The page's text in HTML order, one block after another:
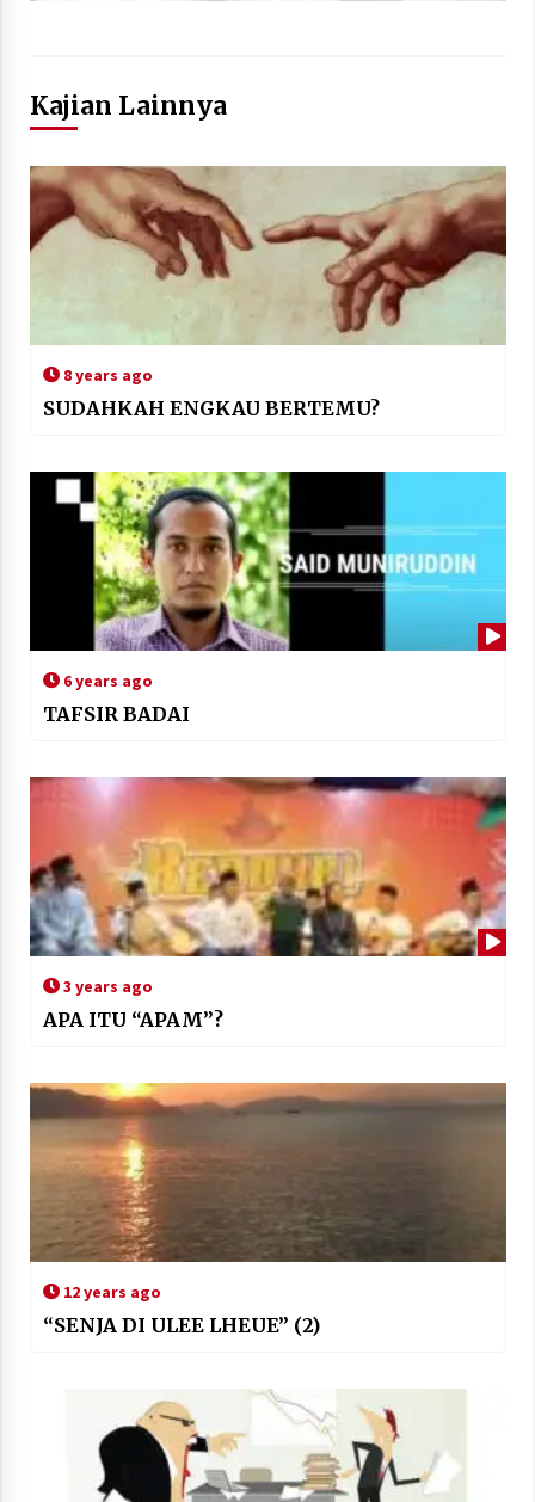
Kajian Lainnya
8 years ago
SUDAHKAH ENGKAU BERTEMU?
6 years ago
TAFSIR BADAI
3 years ago
APA ITU “APAM”?
12 years ago
“SENJA DI ULEE LHEUE” (2)